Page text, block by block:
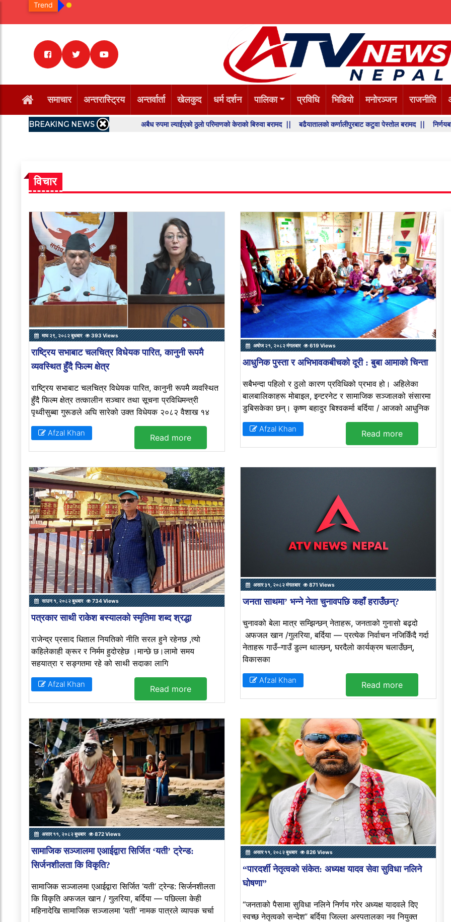
Trend
समाचार अन्तरास्ट्रिय अन्तर्वार्ता खेलकुद धर्म दर्शन पालिका प्रविधि भिडियो मनोरञ्जन राजनीति
अबैध रुपमा ल्याईएको ठुलो परिमाणको केराको बिरुवा बरामद ||बढैयातालको कर्णालीपुरबाट कटुवा पेस्तोल बरामद ||निर्णयबाट पछि हटने
BREAKING NEWS
विचार
माघ २९, २०८२ बुधबार 393 Views
राष्ट्रिय सभाबाट चलचित्र विधेयक पारित, कानुनी रूपमै
व्यवस्थित हुँदै फिल्म क्षेत्र
राष्ट्रिय सभाबाट चलचित्र विधेयक पारित, कानुनी रूपमै व्यवस्थित
हुँदै फिल्म क्षेत्र तत्कालीन सञ्चार तथा सूचना प्रविधिमन्त्री
पृथ्वीसुब्बा गुरूङले अघि सारेको उक्त विधेयक २०८२ वैशाख १४
Afzal Khan Read more
अषोज २१, २०८२ मंगलबार 619 Views
आधुनिक पुस्ता र अभिभावकबीचको दूरी : बुबा आमाको चिन्ता
सबैभन्दा पहिलो र ठुलो कारण प्रविधिको प्रभाव हो। अहिलेका
बालबालिकाहरू मोबाइल, इन्टरनेट र सामाजिक सञ्जालको संसारमा
डुबिसकेका छन्। कृष्ण बहादुर बिश्वकर्मा बर्दिया / आजको आधुनिक
Afzal Khan Read more
साउन १, २०८२ बुधबार 734 Views
पत्रकार साथी राकेश बस्यालको स्मृतिमा शब्द श्रद्धा
राजेन्द्र प्रसाद धिताल नियतिको नीति सरल हुने रहेनछ ,त्यो
कहिलेकाही क्रूर र निर्मम हुदोरहेछ ।मान्छे छ।लामो समय
सहयात्रा र सङ्गतमा रहे को साथी सदाका लागि
Afzal Khan Read more
असार ३१, २०८२ मंगलबार 871 Views
जनता साथमा’ भन्ने नेता चुनावपछि कहाँ हराउँछन्?
चुनावको बेला मात्र सम्झिन्छन् नेताहरू, जनताको गुनासो बढ्दो
अफजल खान /गुलरिया, बर्दिया — प्रत्येक निर्वाचन नजिकिँदै गर्दा
नेताहरू गाउँ–गाउँ डुल्न थाल्छन्, घरदैलो कार्यक्रम चलाउँछन्,
विकासका
Afzal Khan Read more
असार ११, २०८२ बुधबार 872 Views
सामाजिक सञ्जालमा एआईद्वारा सिर्जित ‘यती’ ट्रेन्ड:
सिर्जनशीलता कि विकृति?
सामाजिक सञ्जालमा एआईद्वारा सिर्जित ‘यती’ ट्रेन्ड: सिर्जनशीलता
कि विकृति अफजल खान / गुलरिया, बर्दिया — पछिल्ला केही
महिनादेखि सामाजिक सञ्जालमा ‘यती’ नामक पात्रले व्यापक चर्चा
असार ११, २०८२ बुधबार 826 Views
“पारदर्शी नेतृत्वको संकेत: अध्यक्ष यादव सेवा सुविधा नलिने
घोषणा”
“जनताको पैसामा सुविधा नलिने निर्णय गरेर अध्यक्ष यादवले दिए
स्वच्छ नेतृत्वको सन्देश” बर्दिया जिल्ला अस्पतालका नव नियुक्त